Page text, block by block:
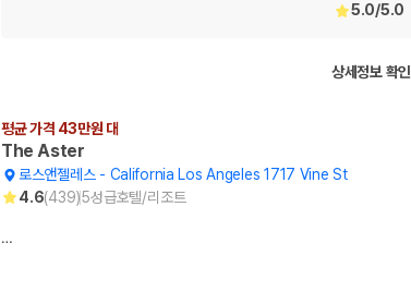
5.0/5.0
상세정보 확인
평균 가격 43만원 대
The Aster
로스앤젤레스- California Los Angeles 1717 Vine St
4.6(439)5성급호텔/리조트
…